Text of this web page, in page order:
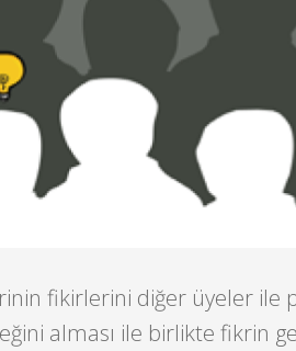
fikirlerini diğer üyeler ile
alması ile birlikte fikrin